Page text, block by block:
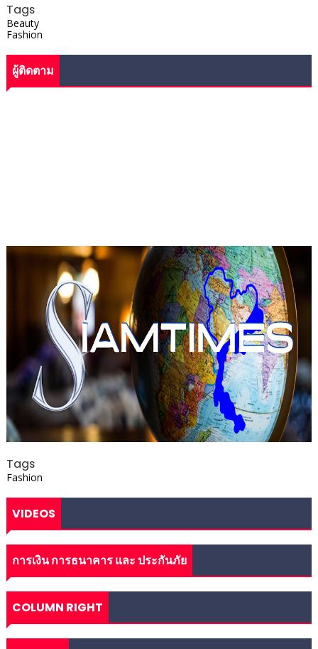
Tags
Beauty
Fashion
ผู้ติดตาม
Tags
Fashion
VIDEOS
การเงิน การธนาคาร และ ประกันภัย
COLUMN RIGHT